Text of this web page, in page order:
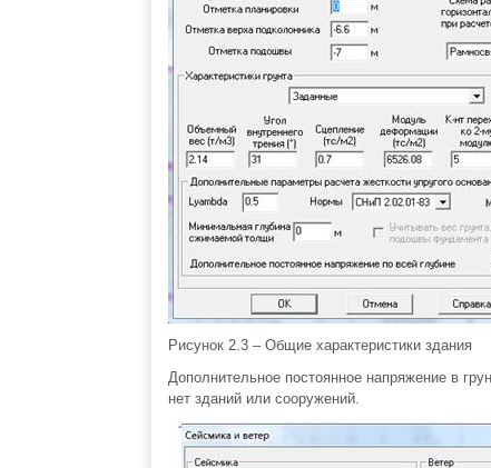
Рисунок 2.3 – Общие характеристики здания
Дополнительное постоянное напряжение в
нет зданий или сооружений.